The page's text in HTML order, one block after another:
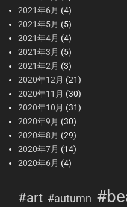
2021年6月 (4)
2021年5月 (5)
2021年4月 (4)
2021年3月 (5)
2021年2月 (3)
2020年12月 (21)
2020年11月 (30)
2020年10月 (31)
2020年9月 (30)
2020年8月 (29)
2020年7月 (14)
2020年6月 (4)
#art #autumn